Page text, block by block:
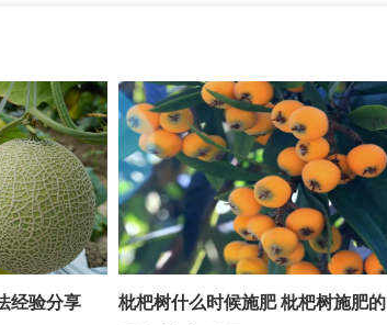
经验分享
枇杷树什么时候施肥 枇杷树施肥的